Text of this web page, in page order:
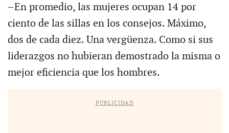
–En promedio, las mujeres ocupan 14 por
ciento de las sillas en los consejos. Máximo,
dos de cada diez. Una vergüenza. Como si sus
liderazgos no hubieran demostrado la misma o
mejor eficiencia que los hombres.
PUBLICIDAD